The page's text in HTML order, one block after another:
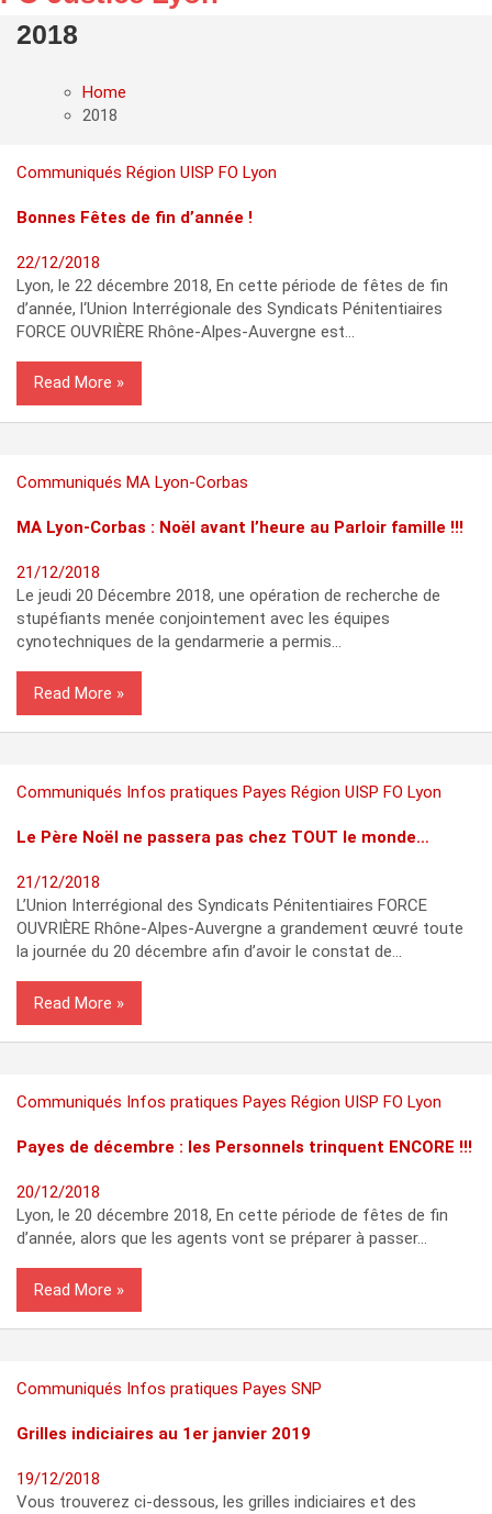
2018
Home
2018
Communiqués Région UISP FO Lyon
Bonnes Fêtes de fin d’année !
22/12/2018
Lyon, le 22 décembre 2018, En cette période de fêtes de fin
d’année, l‘Union Interrégionale des Syndicats Pénitentiaires
FORCE OUVRIÈRE Rhône-Alpes-Auvergne est…
Read More
Communiqués MA Lyon-Corbas
MA Lyon-Corbas : Noël avant l’heure au Parloir famille !!!
21/12/2018
Le jeudi 20 Décembre 2018, une opération de recherche de
stupéfiants menée conjointement avec les équipes
cynotechniques de la gendarmerie a permis…
Read More
Communiqués Infos pratiques Payes Région UISP FO Lyon
Le Père Noël ne passera pas chez TOUT le monde…
21/12/2018
L’Union Interrégional des Syndicats Pénitentiaires FORCE
OUVRIÈRE Rhône-Alpes-Auvergne a grandement œuvré toute
la journée du 20 décembre afin d’avoir le constat de…
Read More
Communiqués Infos pratiques Payes Région UISP FO Lyon
Payes de décembre : les Personnels trinquent ENCORE !!!
20/12/2018
Lyon, le 20 décembre 2018, En cette période de fêtes de fin
d’année, alors que les agents vont se préparer à passer…
Read More
Communiqués Infos pratiques Payes SNP
Grilles indiciaires au 1er janvier 2019
19/12/2018
Vous trouverez ci-dessous, les grilles indiciaires et des